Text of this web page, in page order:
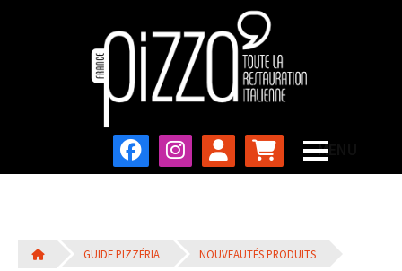
GUIDE PIZZÉRIA NOUVEAUTÉS PRODUITS